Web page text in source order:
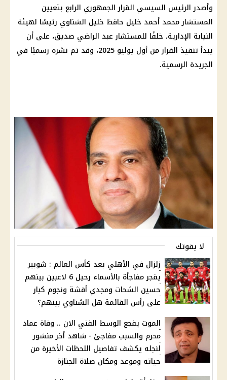
وأصدر الرئيس السيسي القرار الجمهوري الرابع بتعيين
المستشار محمد أحمد خليل حافظ خليل الشناوي رئيسًا لهيئة
النيابة الإدارية، خلفًا للمستشار عبد الراضي صديق، على أن
يبدأ تنفيذ القرار من أول يوليو 2025، وقد تم نشره رسميًا في
الجريدة الرسمية.
لا يفوتك
زلزال في الأهلي بعد كأس العالم : شوبير
يفجر مفاجأة بالأسماء رحيل 6 لاعبين بينهم
حسين الشحات ومجدي أفشة ونجوم كبار
على رأس القائمة هل الشناوي بينهم؟
الموت يفجع الوسط الفني الان .. وفاة عماد
محرم والسبب مفاجئ - شاهد أخر منشور
لنجله يكشف تفاصيل اللحظات الأخيرة من
حياته وموعد ومكان صلاة الجنازة